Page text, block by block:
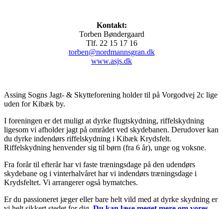
Kontakt:
Torben Bøndergaard
Tlf. 22 15 17 16
torben@nordmannsgran.dk
www.asjs.dk
Assing Sogns Jagt- & Skytteforening holder til på Vorgodvej 2c lige
uden for Kibæk by.
I foreningen er det muligt at dyrke flugtskydning, riffelskydning
ligesom vi afholder jagt på området ved skydebanen. Derudover kan
du dyrke indendørs riffelskydning i Kibæk Krydsfelt.
Riffelskydning henvender sig til børn (fra 6 år), unge og voksne.
Fra forår til efterår har vi faste træningsdage på den udendørs
skydebane og i vinterhalvåret har vi indendørs træningsdage i
Krydsfeltet. Vi arrangerer også bymatches.
Er du passioneret jæger eller bare helt vild med at dyrke skydning er